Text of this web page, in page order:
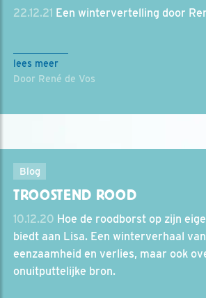
22.12.21 Een wintervertelling door
lees meer
Door René de Vos
Blog
TROOSTEND ROOD
10.12.20 Hoe de roodborst op zijn
biedt aan Lisa. Een winterverhaal
eenzaamheid en verlies, maar ook
onuitputtelijke bron.